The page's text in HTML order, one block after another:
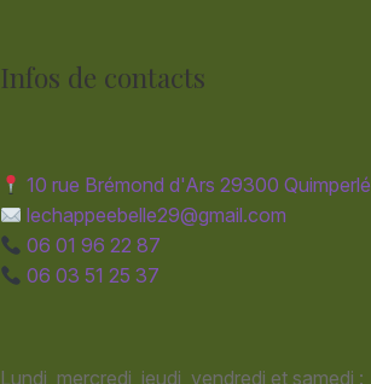
Infos de contacts
10 rue Brémond d'Ars 29300 Quimperlé
lechappeebelle29@gmail.com
06 01 96 22 87
06 03 51 25 37
Lundi, mercredi, jeudi, vendredi et samedi :